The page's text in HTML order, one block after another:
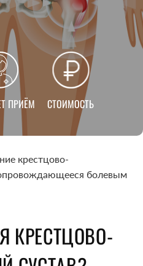
ПРИЁМ СТОИМОСТЬ
крестцово-
болевым
КРЕСТЦОВО-